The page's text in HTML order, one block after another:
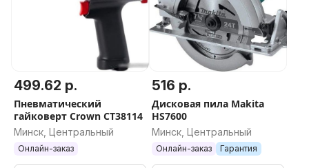
499.62 р.
Пневматический
гайковерт Crown CT38114
Минск, Центральный
Онлайн-заказ
516 р.
Дисковая пила Makita
HS7600
Минск, Центральный
Онлайн-заказ Гарантия